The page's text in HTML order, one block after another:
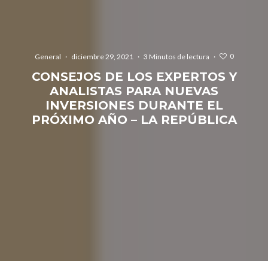
General · diciembre 29, 2021 · 3 Minutos de lectura · 0
CONSEJOS DE LOS EXPERTOS Y
ANALISTAS PARA NUEVAS
INVERSIONES DURANTE EL
PRÓXIMO AÑO – LA REPÚBLICA